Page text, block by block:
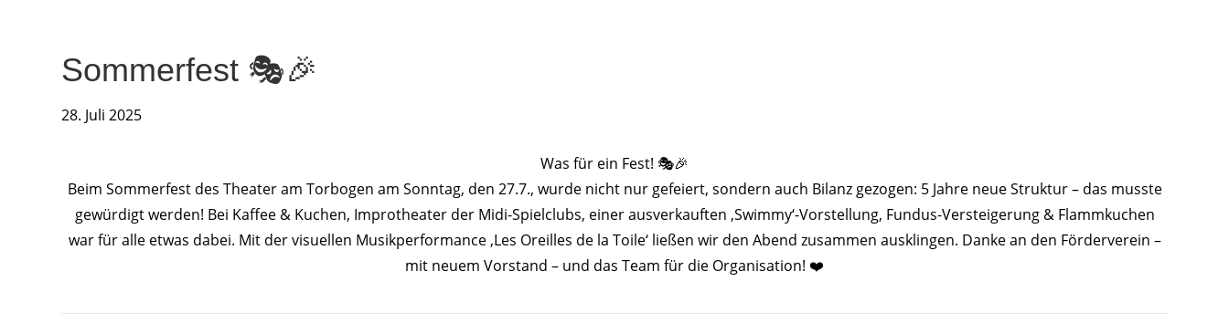
Sommerfest 🎭🎉
28. Juli 2025
Was für ein Fest! 🎭🎉
Beim Sommerfest des Theater am Torbogen am Sonntag, den 27.7., wurde nicht nur gefeiert, sondern auch Bilanz gezogen: 5 Jahre neue Struktur – das musste
gewürdigt werden! Bei Kaffee & Kuchen, Improtheater der Midi-Spielclubs, einer ausverkauften ,Swimmy‘-Vorstellung, Fundus-Versteigerung & Flammkuchen
war für alle etwas dabei. Mit der visuellen Musikperformance ,Les Oreilles de la Toile‘ ließen wir den Abend zusammen ausklingen. Danke an den Förderverein –
mit neuem Vorstand – und das Team für die Organisation! ❤️